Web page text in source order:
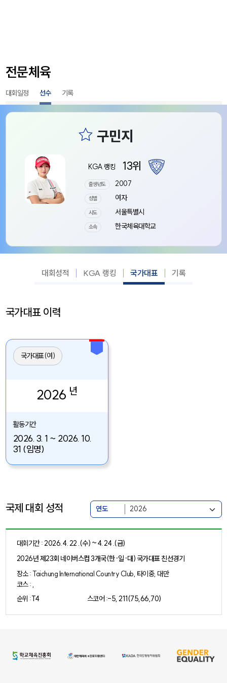
전문체육
대회일정 선수 기록
KGA 랭킹 13위
출생년도 2007
성별 여자
시도 서울특별시
소속 한국체육대학교
대회성적 KGA 랭킹 국가대표 기록
국가대표 이력
국가대표(여)
2026 년
활동기간
2026. 3. 1 ~ 2026. 10.
31 (임명)
국제 대회 성적 연도
대회기간 : 2026. 4. 22 .(수) ~ 4. 24 .(금)
2026년 제23회 네이버스컵 3개국(한·일·대) 국가대표 친선경기
장소 : Taichung International Country Club, 타이중, 대만
코스 : ,
순위 :T4 스코어 :-5, 211(75,66,70)